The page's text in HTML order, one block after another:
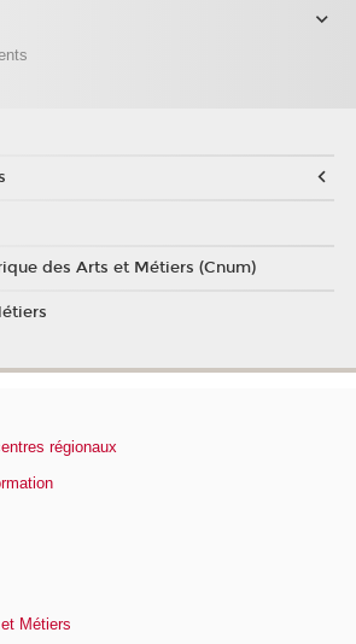
des Arts et Métiers (Cnum)
régionaux
Métiers